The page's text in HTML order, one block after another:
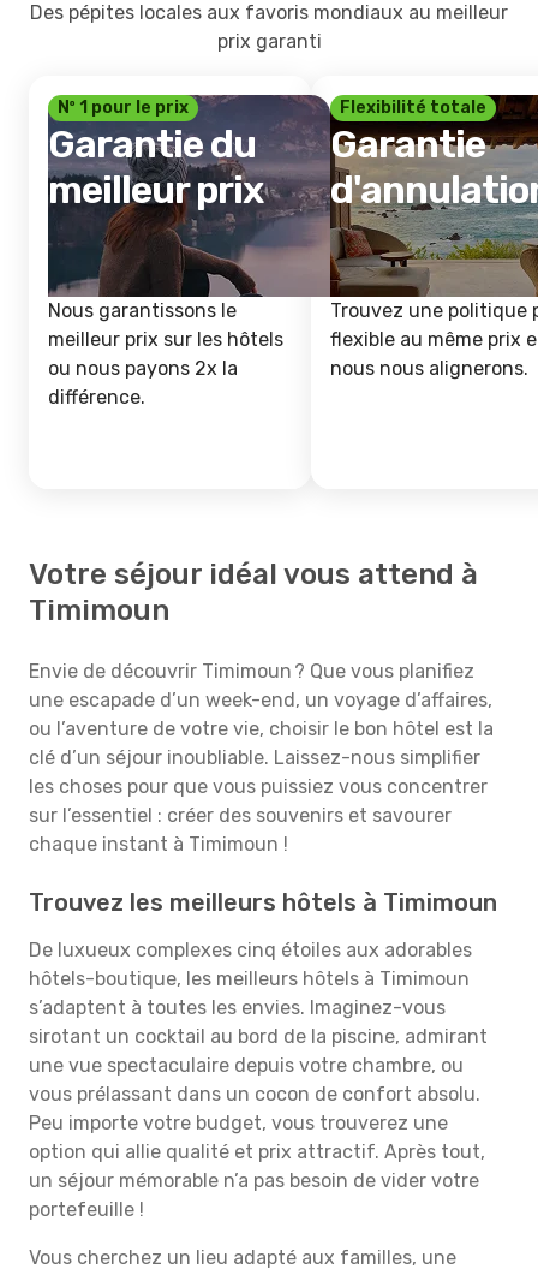
Des pépites locales aux favoris mondiaux au meilleur
prix garanti
Nº 1 pour le prix
Garantie du
meilleur prix
Nous garantissons le
meilleur prix sur les hôtels
ou nous payons 2x la
différence.
Flexibilité totale
Garantie
Trouvez une politique
flexible au même prix
nous nous alignerons.
Votre séjour idéal vous attend à
Timimoun
Envie de découvrir Timimoun ? Que vous planifiez
une escapade d’un week-end, un voyage d’affaires,
ou l’aventure de votre vie, choisir le bon hôtel est la
clé d’un séjour inoubliable. Laissez-nous simplifier
les choses pour que vous puissiez vous concentrer
sur l’essentiel : créer des souvenirs et savourer
chaque instant à Timimoun !
Trouvez les meilleurs hôtels à Timimoun
De luxueux complexes cinq étoiles aux adorables
hôtels-boutique, les meilleurs hôtels à Timimoun
s’adaptent à toutes les envies. Imaginez-vous
sirotant un cocktail au bord de la piscine, admirant
une vue spectaculaire depuis votre chambre, ou
vous prélassant dans un cocon de confort absolu.
Peu importe votre budget, vous trouverez une
option qui allie qualité et prix attractif. Après tout,
un séjour mémorable n’a pas besoin de vider votre
portefeuille !
Vous cherchez un lieu adapté aux familles, une